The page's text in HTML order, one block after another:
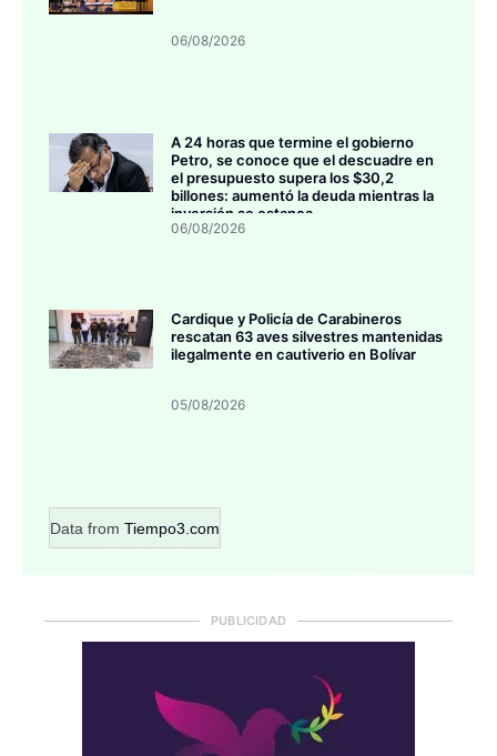
06/08/2026
A 24 horas que termine el gobierno
Petro, se conoce que el descuadre en
el presupuesto supera los $30,2
billones: aumentó la deuda mientras la
inversión se estanca
06/08/2026
Cardique y Policía de Carabineros
rescatan 63 aves silvestres mantenidas
ilegalmente en cautiverio en Bolívar
05/08/2026
Data from Tiempo3.com
PUBLICIDAD